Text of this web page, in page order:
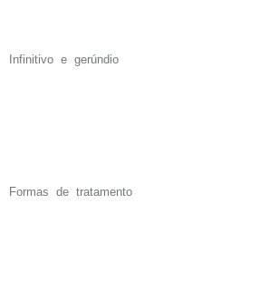
Infinitivo e gerúndio
Formas de tratamento